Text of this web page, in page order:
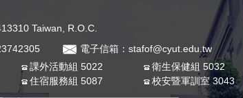
Taiwan, R.O.C.
電子信箱：stafof@cyut.edu.tw
課外活動組 5022
衛生保健組 5032
住宿服務組 5087
校安暨軍訓室 3043